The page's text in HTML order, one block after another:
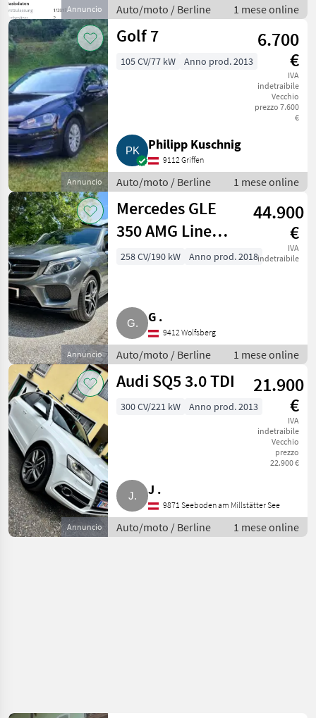
Annuncio Auto/moto / Berline 1 mese online
Annuncio
Golf 7
6.700
€
IVA
indetraibile
Vecchio
prezzo 7.600
€
105 CV/77 kW Anno prod. 2013
Philipp Kuschnig
9112 Griffen
Auto/moto / Berline 1 mese online
Annuncio
Mercedes GLE
350 AMG Line
4Matic Austria
44.900
€
IVA
indetraibile
258 CV/190 kW Anno prod. 2018
G .
9412 Wolfsberg
Auto/moto / Berline 1 mese online
Annuncio
Audi SQ5 3.0 TDI
21.900
€
IVA
indetraibile
Vecchio
prezzo
22.900 €
300 CV/221 kW Anno prod. 2013
J .
9871 Seeboden am Millstätter See
Auto/moto / Berline 1 mese online